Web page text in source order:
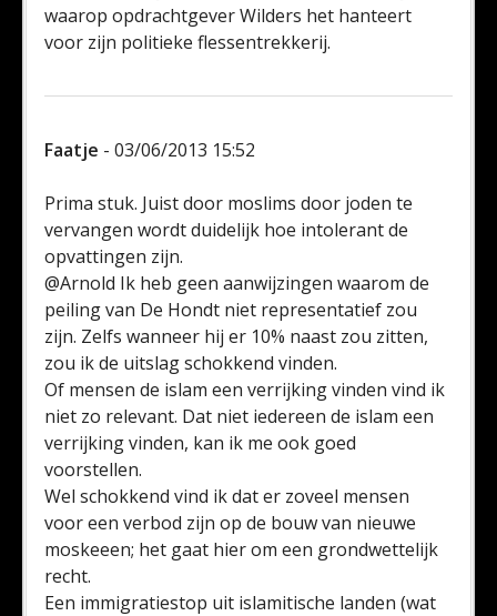
waarop opdrachtgever Wilders het hanteert
voor zijn politieke flessentrekkerij.
Faatje - 03/06/2013 15:52
Prima stuk. Juist door moslims door joden te
vervangen wordt duidelijk hoe intolerant de
opvattingen zijn.
@Arnold Ik heb geen aanwijzingen waarom de
peiling van De Hondt niet representatief zou
zijn. Zelfs wanneer hij er 10% naast zou zitten,
zou ik de uitslag schokkend vinden.
Of mensen de islam een verrijking vinden vind ik
niet zo relevant. Dat niet iedereen de islam een
verrijking vinden, kan ik me ook goed
voorstellen.
Wel schokkend vind ik dat er zoveel mensen
voor een verbod zijn op de bouw van nieuwe
moskeeen; het gaat hier om een grondwettelijk
recht.
Een immigratiestop uit islamitische landen (wat